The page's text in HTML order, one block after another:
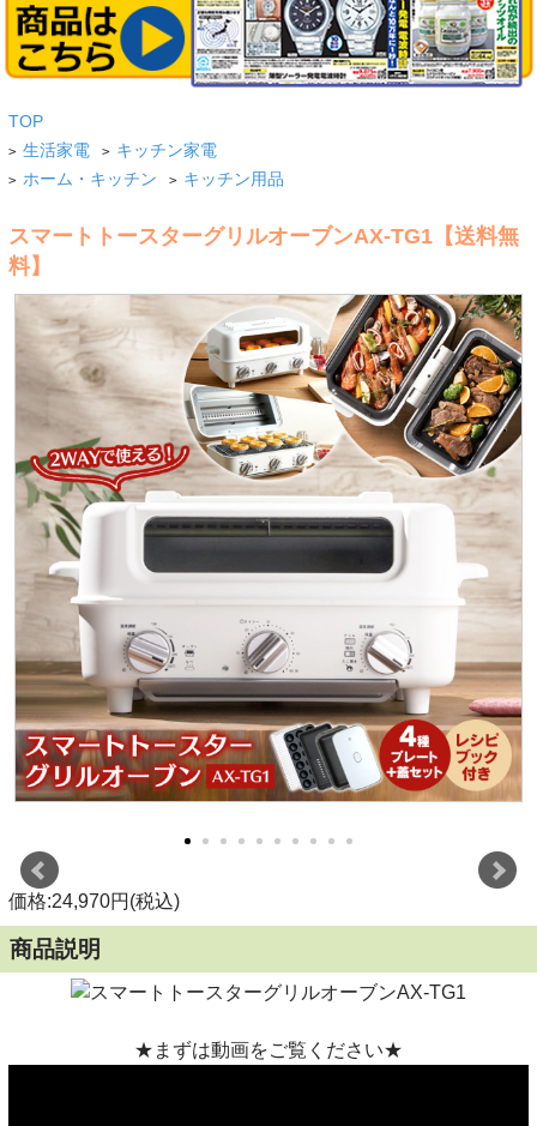
TOP
> 生活家電 > キッチン家電
> ホーム・キッチン > キッチン用品
スマートトースターグリルオーブンAX-TG1【送料無
料】
価格:24,970円(税込)
商品説明
★まずは動画をご覧ください★